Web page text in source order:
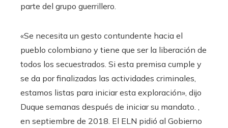
parte del grupo guerrillero.
«Se necesita un gesto contundente hacia el
pueblo colombiano y tiene que ser la liberación de
todos los secuestrados. Si esta premisa cumple y
se da por finalizadas las actividades criminales,
estamos listas para iniciar esta exploración», dijo
Duque semanas después de iniciar su mandato. ,
en septiembre de 2018. El ELN pidió al Gobierno